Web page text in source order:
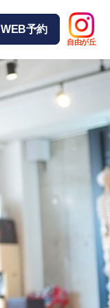
WEB予約
自由が丘